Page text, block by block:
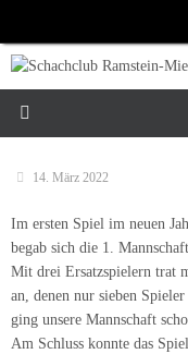
springen
14. März 2022
Im ersten Spiel im neuen
begab sich die 1.
Mit drei Ersatzspielern trat
an, denen nur sieben
ging unsere Mannschaft
Am Schluss konnte das